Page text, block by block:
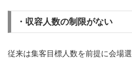
・収容人数の制限がない
従来は集客目標人数を前提に会場